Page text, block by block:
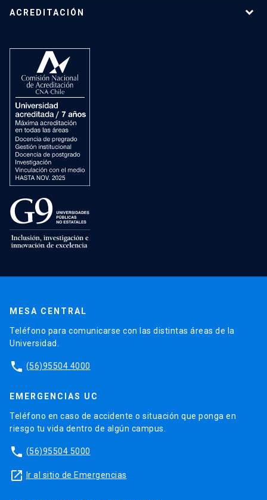
ACREDITACIÓN
MESA CENTRAL
Teléfono para comunicarse con las distintas áreas de la
Universidad.
phone (56)95504 4000
EMERGENCIAS UC
Teléfono en caso de accidente o situación que ponga en
riesgo tu vida dentro de algún campus.
phone (56)95504 5000
launch Ir al sitio de Emergencias